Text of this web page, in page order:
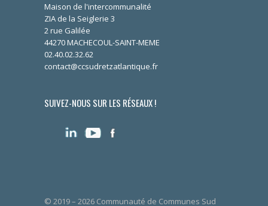
Maison de l'intercommunalité
ZIA de la Seiglerie 3
2 rue Galilée
44270 MACHECOUL-SAINT-MEME
02.40.02.32.62
contact@ccsudretzatlantique.fr
SUIVEZ-NOUS SUR LES RÉSEAUX !
© 2019 – 2026 Communauté de Communes Sud